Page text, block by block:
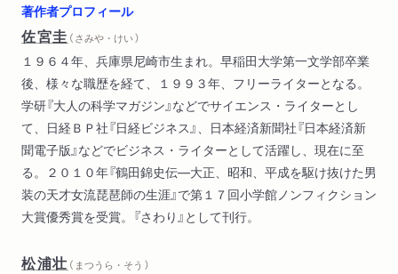
著作者プロフィール
佐宮圭 （ さみや・けい ）
１９６４年、兵庫県尼崎市生まれ。早稲田大学第一文学部卒業
後、様々な職歴を経て、１９９３年、フリーライターとなる。
学研『大人の科学マガジン』などでサイエンス・ライターとし
て、日経ＢＰ社『日経ビジネス』、日本経済新聞社『日本経済新
聞電子版』などでビジネス・ライターとして活躍し、現在に至
る。２０１０年『鶴田錦史伝―大正、昭和、平成を駆け抜けた男
装の天才女流琵琶師の生涯』で第１７回小学館ノンフィクション
大賞優秀賞を受賞。『さわり』として刊行。
松浦壮 （ まつうら・そう ）